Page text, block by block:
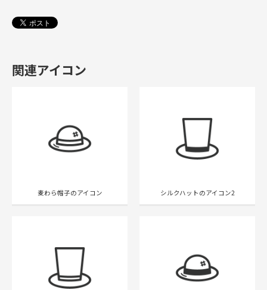
関連アイコン
麦わら帽子のアイコン シルクハットのアイコン2